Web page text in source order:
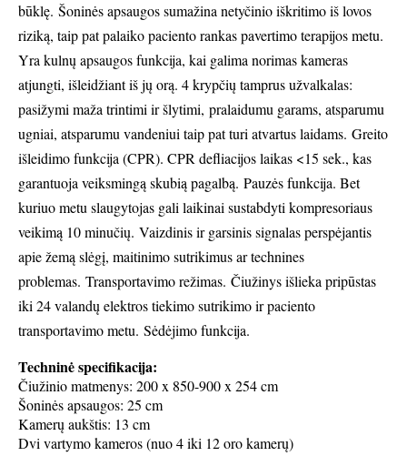
būklę. Šoninės apsaugos sumažina netyčinio iškritimo iš lovos
riziką, taip pat palaiko paciento rankas pavertimo terapijos metu.
Yra kulnų apsaugos funkcija, kai galima norimas kameras
atjungti, išleidžiant iš jų orą. 4 krypčių tamprus užvalkalas:
pasižymi maža trintimi ir šlytimi, pralaidumu garams, atsparumu
ugniai, atsparumu vandeniui taip pat turi atvartus laidams. Greito
išleidimo funkcija (CPR). CPR defliacijos laikas <15 sek., kas
garantuoja veiksmingą skubią pagalbą. Pauzės funkcija. Bet
kuriuo metu slaugytojas gali laikinai sustabdyti kompresoriaus
veikimą 10 minučių. Vaizdinis ir garsinis signalas perspėjantis
apie žemą slėgį, maitinimo sutrikimus ar technines
problemas. Transportavimo režimas. Čiužinys išlieka pripūstas
iki 24 valandų elektros tiekimo sutrikimo ir paciento
transportavimo metu. Sėdėjimo funkcija.
Techninė specifikacija:
Čiužinio matmenys: 200 x 850-900 x 254 cm
Šoninės apsaugos: 25 cm
Kamerų aukštis: 13 cm
Dvi vartymo kameros (nuo 4 iki 12 oro kamerų)